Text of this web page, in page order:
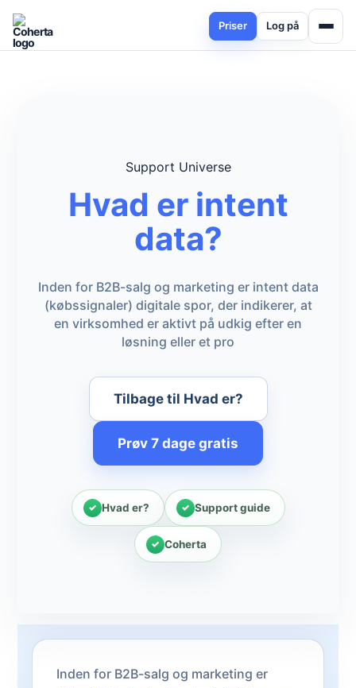
Priser Log på
Support Universe
Hvad er intent
data?
Inden for B2B-salg og marketing er intent data
(købssignaler) digitale spor, der indikerer, at
en virksomhed er aktivt på udkig efter en
løsning eller et pro
Tilbage til Hvad er?
Prøv 7 dage gratis
Hvad er? Support guide
Coherta
Inden for B2B-salg og marketing er